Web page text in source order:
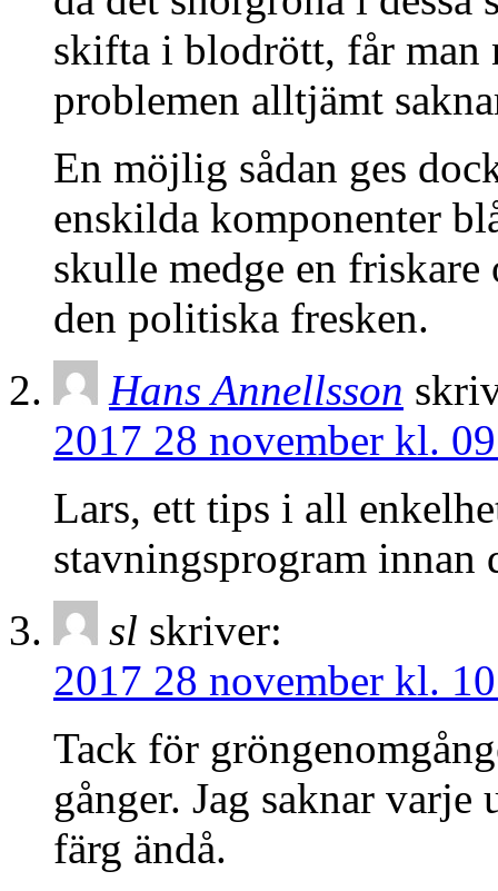
skifta i blodrött, får man
problemen alltjämt
En möjlig sådan ges
enskilda komponenter
skulle medge en
den politiska fresken.
Hans Annellsson
2017 28 november kl.
Lars, ett tips i all
stavningsprogram innan
sl skriver:
2017 28 november kl.
Tack för
gånger. Jag saknar
färg ändå.